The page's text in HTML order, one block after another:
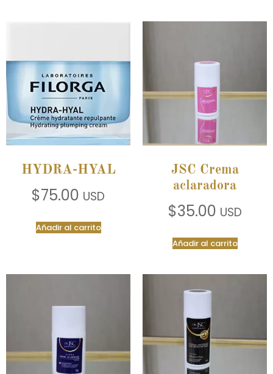
HYDRA-HYAL
$75.00 USD
Añadir al carrito
JSC Crema
aclaradora
$35.00 USD
Añadir al carrito